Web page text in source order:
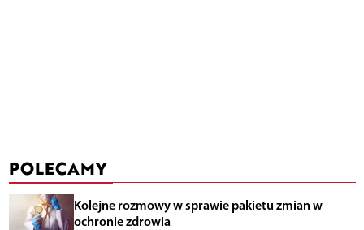
POLECAMY
Kolejne rozmowy w sprawie pakietu zmian w
ochronie zdrowia